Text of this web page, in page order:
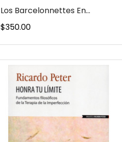
Los Barcelonnettes En...
Precio
$350.00
WISHLIST